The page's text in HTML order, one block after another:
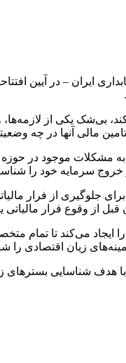
ایران – در آیین
بی‌شک یکی از
تامین مالی آنها در چه
به مشکلات موجود
سرمایه خود را
جلوگیری از فرار
از وقوع فرار
ایجاد می‌کند تا
زیان اقتصادی را
هدف شناسایی بسترهای